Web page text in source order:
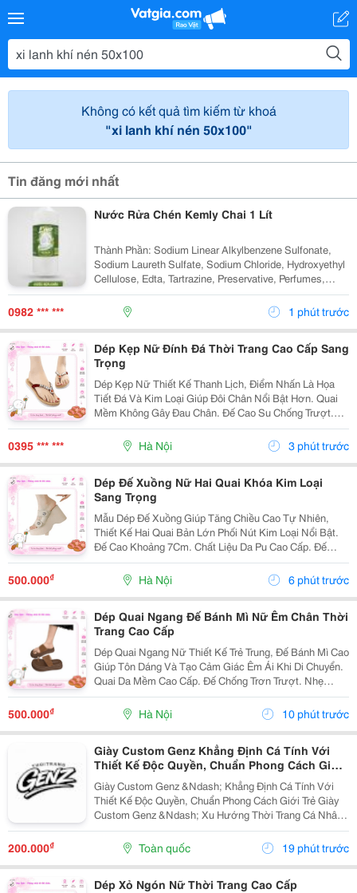
Không có kết quả tìm kiếm từ khoá
"xi lanh khí nén 50x100"
Tin đăng mới nhất
Nước Rửa Chén Kemly Chai 1 Lít
Thành Phần: Sodium Linear Alkylbenzene Sulfonate,
Sodium Laureth Sulfate, Sodium Chloride, Hydroxyethyl
Cellulose, Edta, Tartrazine, Preservative, Perfumes,
Water. Công Dụng: Tẩy Sạch Dầu Mỡ Trên Chén, Đĩa Và
Cả Đồ Nhựa. Cách Dùng: - Pha Loãng...
0982 *** *** 1 phút trước
Dép Kẹp Nữ Đính Đá Thời Trang Cao Cấp Sang
Trọng
Dép Kẹp Nữ Thiết Kế Thanh Lịch, Điểm Nhấn Là Họa
Tiết Đá Và Kim Loại Giúp Đôi Chân Nổi Bật Hơn. Quai
Mềm Không Gây Đau Chân. Đế Cao Su Chống Trượt.
Kiểu Dáng Nữ Tính. Phù Hợp Mặc Váy Hoặc Quần
Jean. Mang Đi Biển, Đi Chơi, Dạo Phố.
0395 *** *** Hà Nội 3 phút trước
Dép Đế Xuồng Nữ Hai Quai Khóa Kim Loại
Sang Trọng
Mẫu Dép Đế Xuồng Giúp Tăng Chiều Cao Tự Nhiên,
Thiết Kế Hai Quai Bản Lớn Phối Nút Kim Loại Nổi Bật.
Đế Cao Khoảng 7Cm. Chất Liệu Da Pu Cao Cấp. Đế
Chống Trượt. Êm Chân Khi Mang Lâu. Thích Hợp Đi
500.000₫ Hà Nội 6 phút trước
Dép Quai Ngang Đế Bánh Mì Nữ Êm Chân Thời
Trang Cao Cấp
Dép Quai Ngang Nữ Thiết Kế Trẻ Trung, Đế Bánh Mì Cao
Giúp Tôn Dáng Và Tạo Cảm Giác Êm Ái Khi Di Chuyển.
Quai Da Mềm Cao Cấp. Đế Chống Trơn Trượt. Nhẹ
Chân, Mang Cả Ngày Không Đau. Phối Đồ Với Váy,
Quần Jean, Quần Short Đều Đẹp. Phù Hợp...
500.000₫ Hà Nội 10 phút trước
Giày Custom Genz Khẳng Định Cá Tính Với
Thiết Kế Độc Quyền, Chuẩn Phong Cách Giới
Trẻ
Giày Custom Genz &Ndash; Khẳng Định Cá Tính Với
Thiết Kế Độc Quyền, Chuẩn Phong Cách Giới Trẻ Giày
Custom Genz &Ndash; Xu Hướng Thời Trang Cá Nhân
Hóa Dẫn Đầu Năm 2026 Trong Thời Đại Mà Thời Trang
Không Còn Chỉ Dừng Lại Ở Việc Mặc Đẹp, Việc Thể...
200.000₫ Toàn quốc 19 phút trước
Dép Xỏ Ngón Nữ Thời Trang Cao Cấp